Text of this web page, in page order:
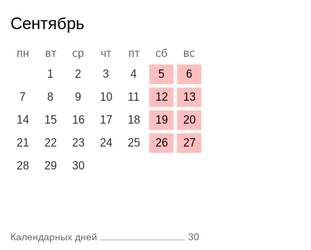
Сентябрь
пн вт ср чт пт сб
вс
1
2 3 4 5
6
7
8 9 10 11 12
13
14
15 16 17 18 19
20
21
22 23 24 25 26
27
28
29 30
Календарных дней
30